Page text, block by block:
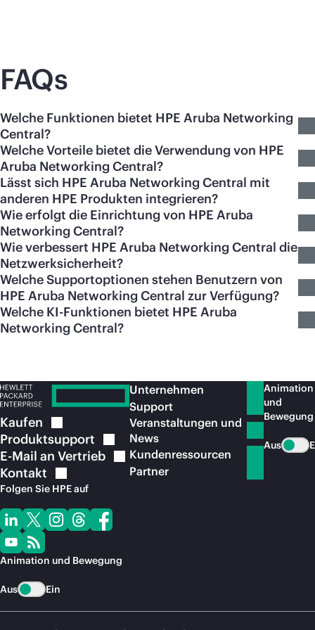
FAQs
Welche Funktionen bietet HPE Aruba Networking
Central?
Welche Vorteile bietet die Verwendung von HPE
Aruba Networking Central?
Lässt sich HPE Aruba Networking Central mit
anderen HPE Produkten integrieren?
Wie erfolgt die Einrichtung von HPE Aruba
Networking Central?
Wie verbessert HPE Aruba Networking Central die
Netzwerksicherheit?
Welche Supportoptionen stehen Benutzern von
HPE Aruba Networking Central zur Verfügung?
Welche KI-Funktionen bietet HPE Aruba
Networking Central?
Kaufen
Produktsupport
E-Mail an Vertrieb
Kontakt
Folgen Sie HPE auf
Animation und Bewegung
Aus Ein
Unternehmen
Support
Veranstaltungen und
News
Kundenressourcen
Partner
Animation
und
Bewegung
Aus